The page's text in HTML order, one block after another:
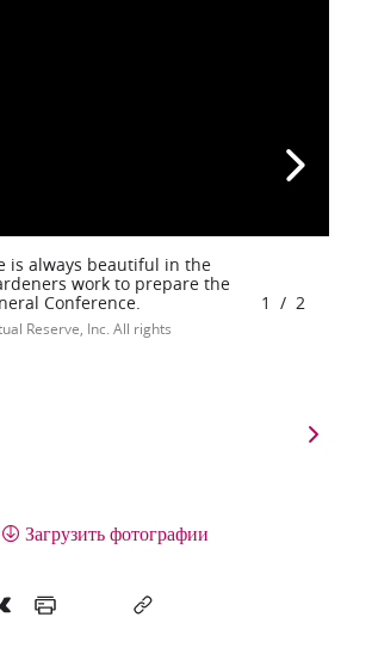
is always beautiful in the
work to prepare the
Conference.
Reserve, Inc. All rights
1 / 2
Загрузить фотографии